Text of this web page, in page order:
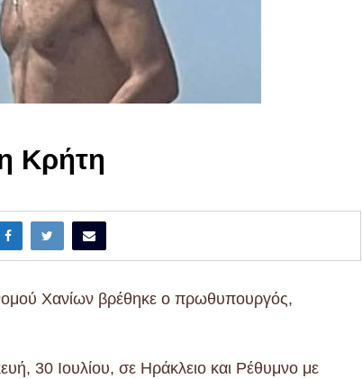
Κρήτη
Χανίων βρέθηκε ο πρωθυπουργός,
30 Ιουλίου, σε Ηράκλειο και Ρέθυμνο με